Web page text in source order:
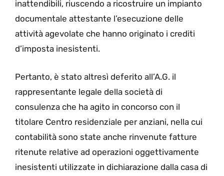
inattendibili, riuscendo a ricostruire un impianto
documentale attestante l’esecuzione delle
attività agevolate che hanno originato i crediti
d’imposta inesistenti.
Pertanto, è stato altresì deferito all’A.G. il
rappresentante legale della società di
consulenza che ha agito in concorso con il
titolare Centro residenziale per anziani, nella cui
contabilità sono state anche rinvenute fatture
ritenute relative ad operazioni oggettivamente
inesistenti utilizzate in dichiarazione dalla casa di